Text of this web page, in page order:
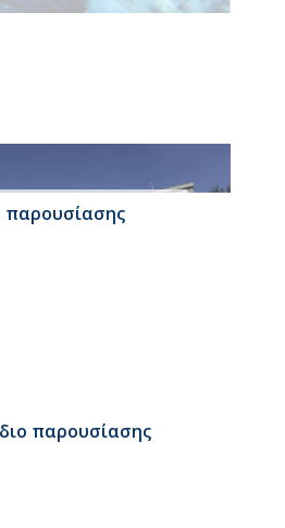
παρουσίασης
παρουσίασης